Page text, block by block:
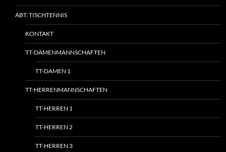
ABT. TISCHTENNIS
KONTAKT
TT-DAMENMANNSCHAFTEN
TT-DAMEN 1
TT-HERRENMANNSCHAFTEN
TT-HERREN 1
TT-HERREN 2
TT-HERREN 3